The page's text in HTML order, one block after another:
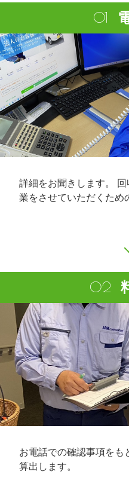
詳細をお聞きします。
業をさせていただくため
お電話での確認事項をも
算出します。